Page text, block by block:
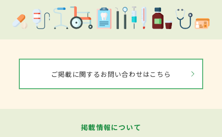
ご掲載に関するお問い合わせはこちら
掲載情報について